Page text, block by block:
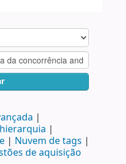
Nuvem de tags
de aquisição